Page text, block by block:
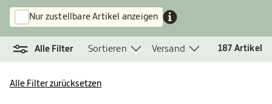
Nur zustellbare Artikel anzeigen
Alle Filter Sortieren Versand 187 Artikel
Alle Filter zurücksetzen